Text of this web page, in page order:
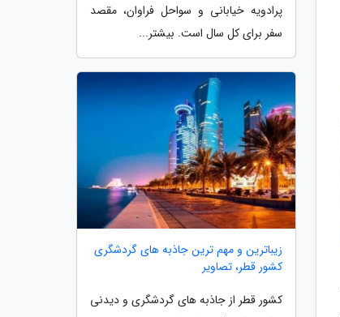
پرادویه خیابانی و سواحل فراوان، مقصد
سفر برای کل سال است. بیشتر...
زیباترین و مهم ترین جاذبه های گردشگری
کشور قطر، تصاویر
کشور قطر از جاذبه های گردشگری و دیدنی